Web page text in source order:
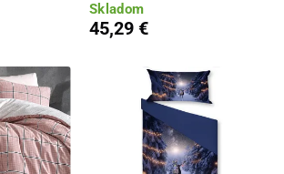
Skladom
45,29 €